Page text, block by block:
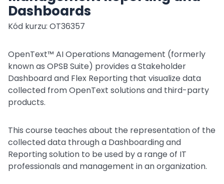
Dashboards
Kód kurzu: OT36357
OpenText™ AI Operations Management (formerly
known as OPSB Suite) provides a Stakeholder
Dashboard and Flex Reporting that visualize data
collected from OpenText solutions and third-party
products.
This course teaches about the representation of the
collected data through a Dashboarding and
Reporting solution to be used by a range of IT
professionals and management in an organization.